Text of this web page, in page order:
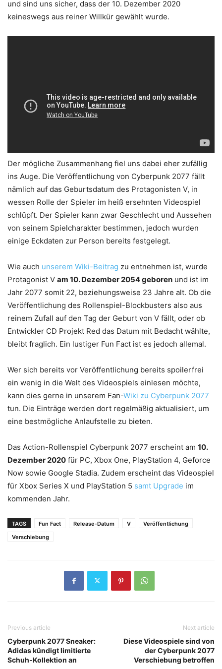
und sind uns sicher, dass der 10. Dezember 2020
keineswegs aus reiner Willkür gewählt wurde.
Der mögliche Zusammenhang fiel uns dabei eher zufällig
ins Auge. Die Veröffentlichung von Cyberpunk 2077 fällt
nämlich auf das Geburtsdatum des Protagonisten V, in
wessen Rolle der Spieler im heiß ersehnten Videospiel
schlüpft. Der Spieler kann zwar Geschlecht und Aussehen
von seinem Spielcharakter bestimmen, jedoch wurden
einige Eckdaten zur Person bereits festgelegt.
Wie auch unserem Wiki-Beitrag zu entnehmen ist, wurde
Protagonist V am 10. Dezember 2054 geboren und ist im
Jahr 2077 somit 22, beziehungsweise 23 Jahre alt. Ob die
Veröffentlichung des Rollenspiel-Blockbusters also aus
reinem Zufall auf den Tag der Geburt von V fällt, oder ob
Entwickler CD Projekt Red das Datum mit Bedacht wählte,
bleibt fraglich. Ein lustiger Fun Fact ist es jedoch allemal.
Wer sich bereits vor Veröffentlichung bereits spoilerfrei
ein wenig in die Welt des Videospiels einlesen möchte,
kann dies gerne in unserem Fan-Wiki zu Cyberpunk 2077
tun. Die Einträge werden dort regelmäßig aktualisiert, um
eine bestmögliche Anlaufstelle zu bieten.
Das Action-Rollenspiel Cyberpunk 2077 erscheint am 10.
Dezember 2020 für PC, Xbox One, PlayStation 4, Geforce
Now sowie Google Stadia. Zudem erscheint das Videospiel
für Xbox Series X und PlayStation 5 samt Upgrade im
kommenden Jahr.
TAGS Fun Fact Release-Datum V
Veröffentlichung
Verschiebung
Previous article
Cyberpunk 2077 Sneaker:
Adidas kündigt limitierte
Schuh-Kollektion an
Next article
Diese Videospiele sind von
der Cyberpunk 2077
Verschiebung betroffen